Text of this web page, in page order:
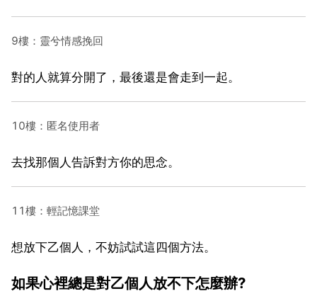
9樓：靈兮情感挽回
對的人就算分開了，最後還是會走到一起。
10樓：匿名使用者
去找那個人告訴對方你的思念。
11樓：輕記憶課堂
想放下乙個人，不妨試試這四個方法。
如果心裡總是對乙個人放不下怎麼辦?